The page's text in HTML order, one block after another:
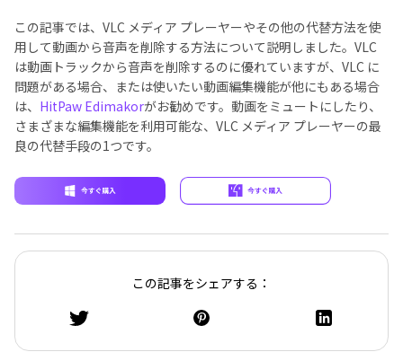
この記事では、VLC メディア プレーヤーやその他の代替方法を使
用して動画から音声を削除する方法について説明しました。VLC
は動画トラックから音声を削除するのに優れていますが、VLC に
問題がある場合、または使いたい動画編集機能が他にもある場合
は、 HitPaw Edimakorがお勧めです。動画をミュートにしたり、
さまざまな編集機能を利用可能な、VLC メディア プレーヤーの最
良の代替手段の1つです。
この記事をシェアする：